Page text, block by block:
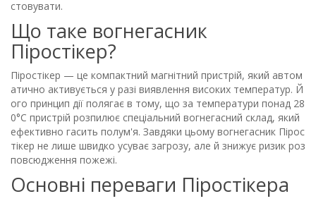
стовувати.
Що таке вогнегасник
Піростікер?
Піростікер — це компактний магнітний пристрій, який автом
атично активується у разі виявлення високих температур. Й
ого принцип дії полягає в тому, що за температури понад 28
0°C пристрій розпилює спеціальний вогнегасний склад, який
ефективно гасить полум'я. Завдяки цьому вогнегасник Пірос
тікер не лише швидко усуває загрозу, але й знижує ризик роз
повсюдження пожежі.
Основні переваги Піростікера